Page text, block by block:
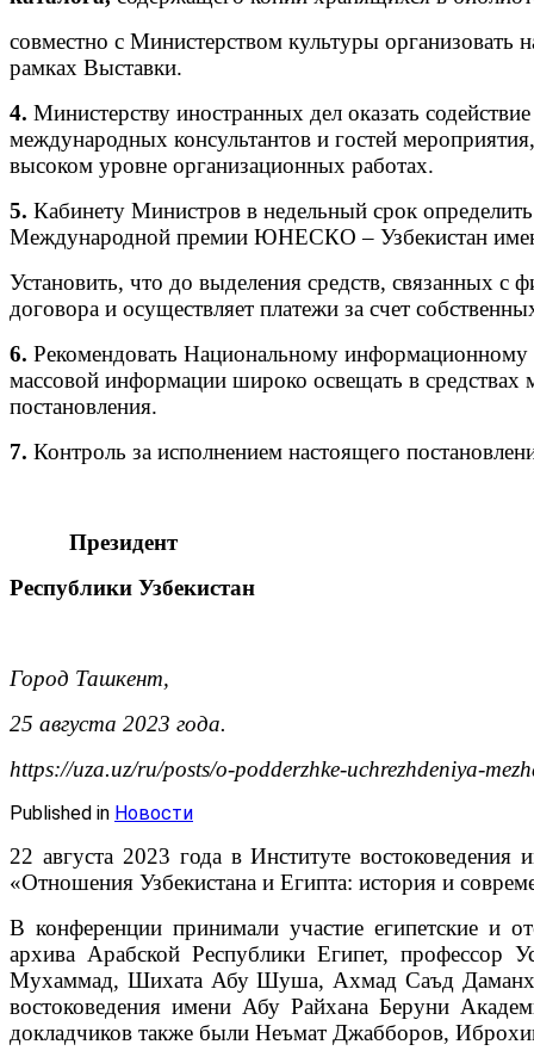
совместно с Министерством культуры организовать
рамках Выставки.
4. Министерству иностранных дел оказать
международных консультантов и гостей
высоком уровне организационных работах.
5. Кабинету Министров в недельный срок
Международной премии ЮНЕСКО – Узбекистан
Установить, что до выделения средств, связанных с
договора и осуществляет платежи за счет
6. Рекомендовать Национальному информационному
массовой информации широко освещать в
постановления.
7. Контроль за исполнением настоящего
Президент
Республики
Город Ташкент,
25 августа 2023 года.
https://uza.uz/ru/posts/o-podderzhke-uchrezhdeniya-
Published in Новости
22 августа 2023 года в Институте
«Отношения Узбекистана и Египта: история и
В конференции принимали участие египетские и
архива Арабской Республики Египет, профессор
Мухаммад, Шихата Абу Шуша, Ахмад Саъд
востоковедения имени Абу Райхана Беруни
докладчиков также были Неъмат Джабборов,